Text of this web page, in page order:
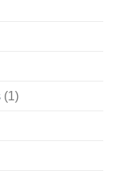
(1)